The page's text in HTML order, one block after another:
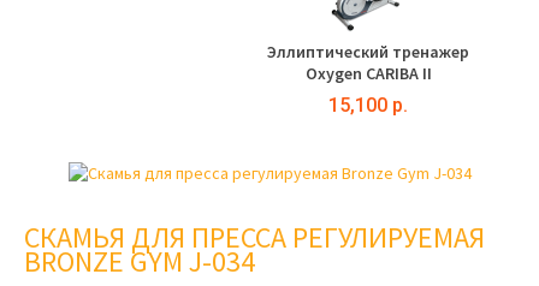
Эллиптический тренажер
Oxygen CARIBA II
15,100 р.
СКАМЬЯ ДЛЯ ПРЕССА РЕГУЛИРУЕМАЯ
BRONZE GYM J-034